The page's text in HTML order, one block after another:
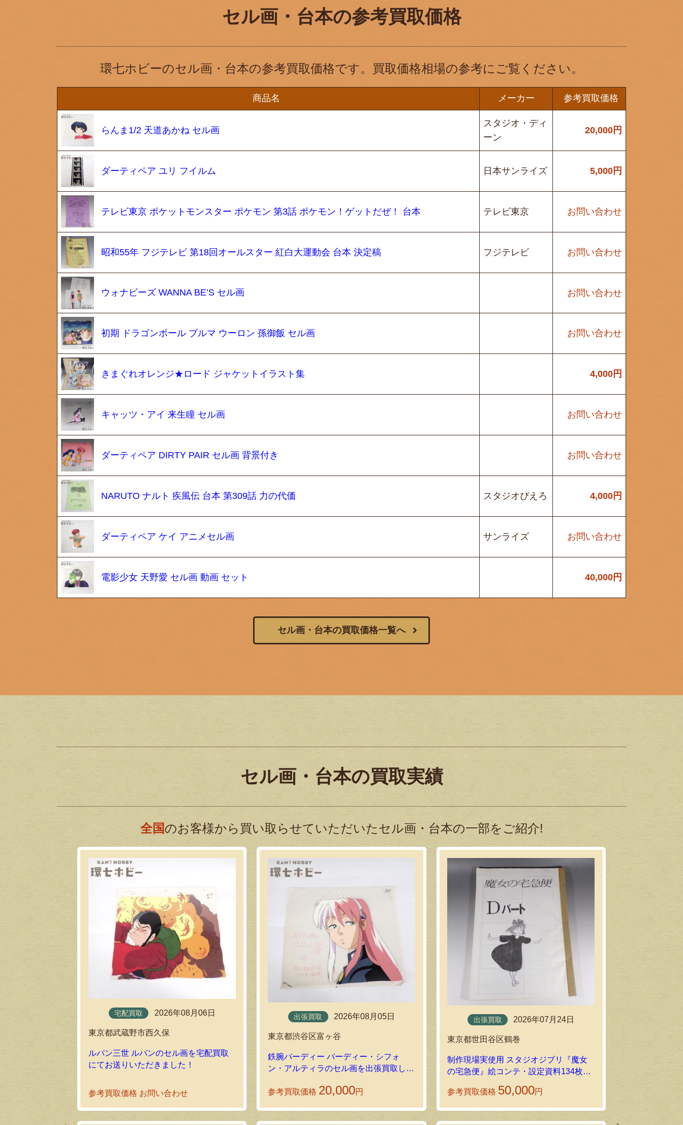
セル画・台本の参考買取価格
環七ホビーのセル画・台本の参考買取価格です。買取価格相場の参考にご覧ください。
商品名 メーカー 参考買取価格
らんま1/2 天道あかね セル画
スタジオ・ディ
ーン
20,000円
ダーティペア ユリ フイルム 日本サンライズ 5,000円
テレビ東京 ポケットモンスター ポケモン 第3話 ポケモン！ゲットだぜ！ 台本 テレビ東京 お問い合わせ
昭和55年 フジテレビ 第18回オールスター 紅白大運動会 台本 決定稿 フジテレビ お問い合わせ
ウォナビーズ WANNA BE’S セル画 お問い合わせ
初期 ドラゴンボール ブルマ ウーロン 孫御飯 セル画 お問い合わせ
きまぐれオレンジ★ロード ジャケットイラスト集 4,000円
キャッツ・アイ 来生瞳 セル画 お問い合わせ
ダーティペア DIRTY PAIR セル画 背景付き お問い合わせ
NARUTO ナルト 疾風伝 台本 第309話 力の代価 スタジオぴえろ 4,000円
ダーティペア ケイ アニメセル画 サンライズ お問い合わせ
電影少女 天野愛 セル画 動画 セット 40,000円
セル画・台本の買取価格一覧へ
セル画・台本の買取実績
全国のお客様から買い取らせていただいたセル画・台本の一部をご紹介!
宅配買取 2026年08月06日
東京都武蔵野市西久保
ルパン三世 ルパンのセル画を宅配買取
にてお送りいただきました！
参考買取価格 お問い合わせ
出張買取 2026年08月05日
東京都渋谷区富ヶ谷
鉄腕バーディー バーディー・シフォ
ン・アルティラのセル画を出張買取しま
参考買取価格 20,000円
出張買取 2026年07月24日
東京都世田谷区鶴巻
制作現場実使用 スタジオジブリ『魔女
の宅急便』絵コンテ・設定資料134枚を
参考買取価格 50,000円